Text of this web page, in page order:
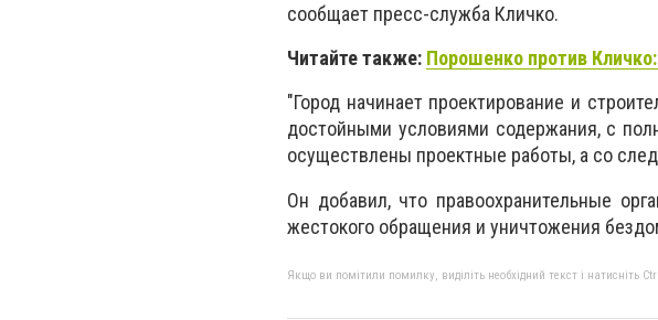
сообщает пресс-служба Кличко.
Читайте также: Порошенко против
"Город начинает проектирование и
достойными условиями содержания, с
осуществлены проектные работы, а со
Он добавил, что правоохранительные
жестокого обращения и уничтожения
Якщо ви помітили помилку, виділіть необхідний текст і натисніть